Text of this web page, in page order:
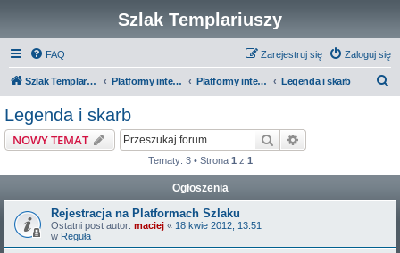
Szlak Templariuszy
FAQ Zaloguj się
Zarejestruj się
Szlak Templariuszy Platformy interaktywne Szlaku Templariuszy Platformy interaktywne - Zakon Templariuszy Legenda i skarb
Legenda i skarb
NOWY TEMAT Szukaj
Tematy: 3 • Strona 1 z 1
Ogłoszenia
Rejestracja na Platformach Szlaku
Ostatni post autor: maciej « 18 kwie 2012, 13:51
w Reguła